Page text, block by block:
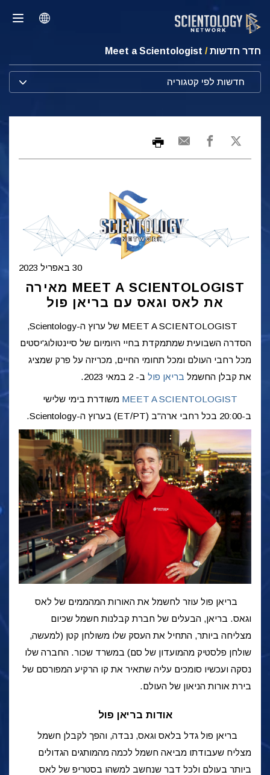
חדר חדשות/
Meet a Scientologist
חדשות לפי קטגוריה
30 באפריל 2023
MEET A SCIENTOLOGIST מאירה
את לאס וגאס עם בריאן פול
MEET A SCIENTOLOGIST של ערוץ ה-Scientology,
הסדרה השבועית שמתמקדת בחיי היומיום של סיינטולוג'יסטים
מכל רחבי העולם ומכל תחומי החיים, מכריזה על פרק שמציג
את קבלן החשמל בריאן פול ב- 2 במאי 2023 .
MEET A SCIENTOLOGIST משודרת בימי שלישי
ב-20:00 בכל רחבי ארה"ב (ET/PT) בערוץ ה-Scientology.
בריאן פול עוזר לחשמל את האורות המהממים של לאס
וגאס. בריאן, הבעלים של חברת קבלנות חשמל שכיום
מצליחה ביותר, התחיל את העסק שלו משולחן קטן (למעשה,
שולחן פלסטיק מהמועדון של סם) במשרד שכור. החברה שלו
נסקה ועכשיו סומכים עליה שתאיר את קו הרקיע המפורסם של
בירת אורות הניאון של העולם.
אודות בריאן פול
בריאן פול גדל בלאס וגאס, נבדה, והפך לקבלן חשמל
מצליח שעבודתו מביאה חשמל לכמה מהמותגים הגדולים
ביותר בעולם ולכל דבר שנחשב למשהו בסטריפ של לאס